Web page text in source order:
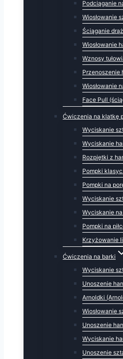
Podciąganie
Wiosłowanie
Ściąganie
Wiosłowanie
Wznosy
Przenoszenie
Wiosłowanie
Face Pull
Ćwiczenia na klatkę
Wyciskanie
Wyciskanie
Rozpiętki z
Pompki
Pompki na
Wyciskanie
Wyciskanie
Pompki na
Krzyżowanie
Ćwiczenia na barki
Wyciskanie
Unoszenie
Arnoldki
Wiosłowanie
Unoszenie
Wyciskanie
Unoszenie